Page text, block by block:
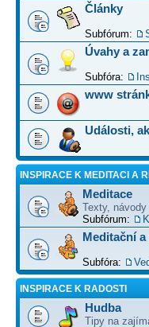
Články
Subfórum:
Úvahy a
Subfóra:
www
Události,
INSPIRACE K MEDITACI A
Meditace
Texty,
Subfórum:
Meditační
Subfóra:
INSPIRACE K RADOSTI
Hudba
Tipy na